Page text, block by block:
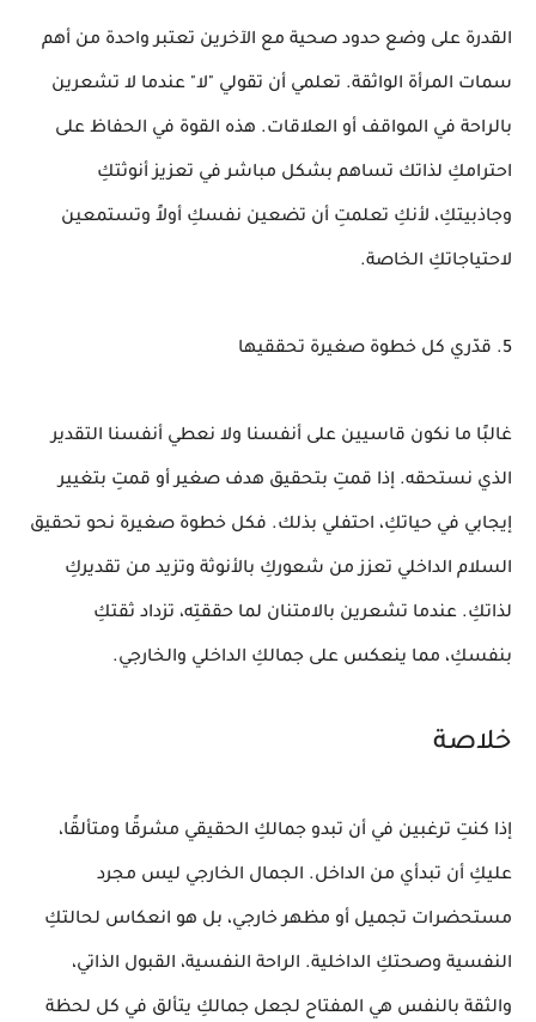
القدرة على وضع حدود صحية مع الآخرين تعتبر واحدة من أهم
سمات المرأة الواثقة. تعلمي أن تقولي "لا" عندما لا تشعرين
بالراحة في المواقف أو العلاقات. هذه القوة في الحفاظ على
احترامكِ لذاتك تساهم بشكل مباشر في تعزيزأنوثتكِ
وجاذبيتكِ، لأنكِ تعلمتِ أن تضعين نفسكِ أولاً وتستمعين
لاحتياجاتكِ الخاصة.
5. قدّري كل خطوة صغيرة تحققيها
غالبًا ما نكون قاسيين على أنفسنا ولا نعطي أنفسنا التقدير
الذي نستحقه. إذا قمتِ بتحقيق هدف صغير أو قمتِ بتغيير
إيجابي في حياتكِ، احتفلي بذلك. فكل خطوة صغيرة نحو تحقيق
السلام الداخلي تعزز من شعوركِ بالأنوثة وتزيد من تقديركِ
لذاتكِ. عندما تشعرين بالامتنان لما حققتِه، تزداد ثقتكِ
بنفسكِ، مما ينعكس على جمالكِ الداخلي والخارجي.
خلاصة
إذا كنتِ ترغبين في أن تبدو جمالكِ الحقيقي مشرقًا ومتألقًا،
عليكِ أن تبدأي من الداخل. الجمال الخارجي ليس مجرد
مستحضرات تجميل أو مظهر خارجي، بل هو انعكاس لحالتكِ
النفسية وصحتكِ الداخلية. الراحة النفسية، القبول الذاتي،
والثقة بالنفس هي المفتاح لجعل جمالكِ يتألق في كل لحظة